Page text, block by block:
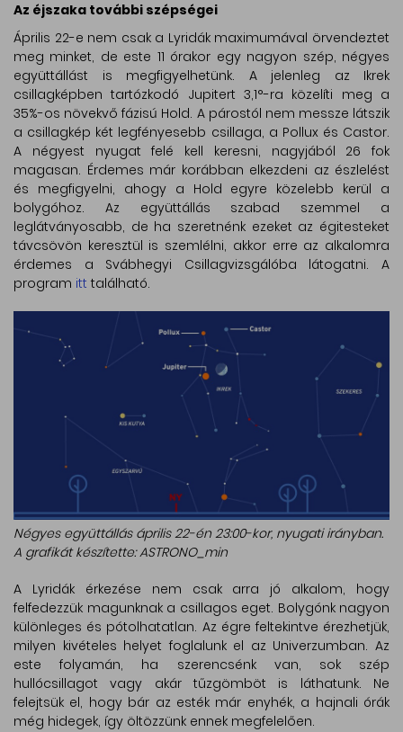
Az éjszaka további szépségei
Április 22-e nem csak a Lyridák maximumával örvendeztet
meg minket, de este 11 órakor egy nagyon szép, négyes
együttállást is megfigyelhetünk. A jelenleg az Ikrek
csillagképben tartózkodó Jupitert 3,1°-ra közelíti meg a
35%-os növekvő fázisú Hold. A párostól nem messze látszik
a csillagkép két legfényesebb csillaga, a Pollux és Castor.
A négyest nyugat felé kell keresni, nagyjából 26 fok
magasan. Érdemes már korábban elkezdeni az észlelést
és megfigyelni, ahogy a Hold egyre közelebb kerül a
bolygóhoz. Az együttállás szabad szemmel a
leglátványosabb, de ha szeretnénk ezeket az égitesteket
távcsövön keresztül is szemlélni, akkor erre az alkalomra
érdemes a Svábhegyi Csillagvizsgálóba látogatni. A
program itt található.
Négyes együttállás április 22-én 23:00-kor, nyugati irányban.
A grafikát készítette: ASTRONO_min
A Lyridák érkezése nem csak arra jó alkalom, hogy
felfedezzük magunknak a csillagos eget. Bolygónk nagyon
különleges és pótolhatatlan. Az égre feltekintve érezhetjük,
milyen kivételes helyet foglalunk el az Univerzumban. Az
este folyamán, ha szerencsénk van, sok szép
hullócsillagot vagy akár tűzgömböt is láthatunk. Ne
felejtsük el, hogy bár az esték már enyhék, a hajnali órák
még hidegek, így öltözzünk ennek megfelelően.